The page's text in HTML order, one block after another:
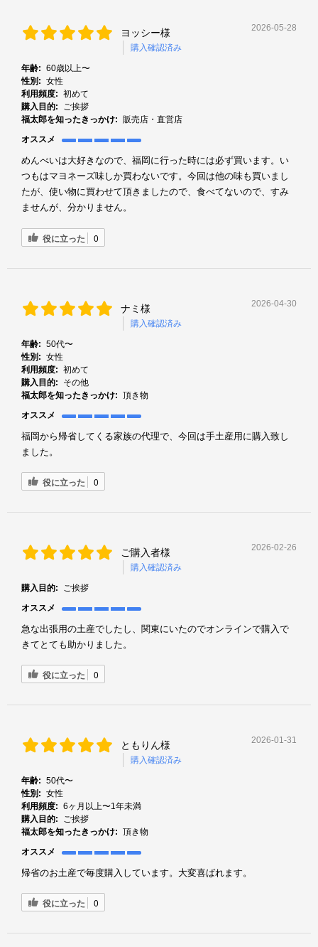
ヨッシー様
購入確認済み
2026-05-28
年齢: 60歳以上〜
性別: 女性
利用頻度: 初めて
購入目的:
ご挨拶
福太郎を知ったきっかけ: 販売店・直営店
オススメ
めんべいは大好きなので、福岡に行った時には必ず買います。い
つもはマヨネーズ味しか買わないです。今回は他の味も買いまし
たが、使い物に買わせて頂きましたので、食べてないので、すみ
ませんが、分かりません。
役に立った 0
ナミ様
購入確認済み
2026-04-30
年齢: 50代〜
性別: 女性
利用頻度: 初めて
購入目的:
その他
福太郎を知ったきっかけ: 頂き物
オススメ
福岡から帰省してくる家族の代理で、今回は手土産用に購入致し
ました。
役に立った 0
ご購入者様
購入確認済み
2026-02-26
購入目的:
ご挨拶
オススメ
急な出張用の土産でしたし、関東にいたのでオンラインで購入で
きてとても助かりました。
役に立った 0
ともりん様
購入確認済み
2026-01-31
年齢: 50代〜
性別: 女性
利用頻度: 6ヶ月以上〜1年未満
購入目的:
ご挨拶
福太郎を知ったきっかけ: 頂き物
オススメ
帰省のお土産で毎度購入しています。大変喜ばれます。
役に立った 0